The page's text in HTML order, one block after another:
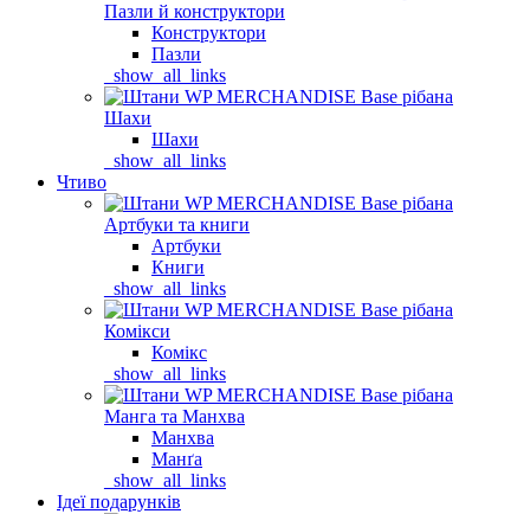
Пазли й конструктори
Конструктори
Пазли
_show_all_links
Шахи
Шахи
_show_all_links
Чтиво
Артбуки та книги
Артбуки
Книги
_show_all_links
Комікси
Комікс
_show_all_links
Манга та Манхва
Манхва
Манґа
_show_all_links
Ідеї подарунків